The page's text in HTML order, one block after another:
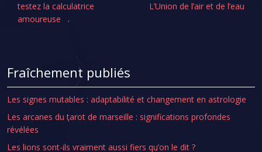
testez la calculatrice
amoureuse
L’Union de l’air et de l’eau
Fraîchement publiés
Les signes mutables : adaptabilité et changement en astrologie
Les arcanes du tarot de marseille : significations profondes
révélées
Les lions sont-ils vraiment aussi fiers qu’on le dit ?